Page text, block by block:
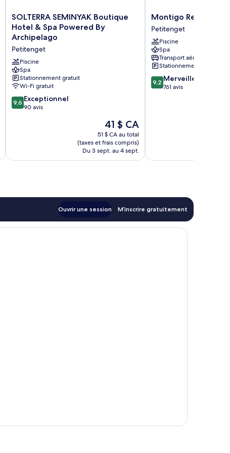
SOLTERRA
SEMINYAK
Boutique
Hotel
&
Spa
Powered
By
Archipelago
Petitenget
SOLTERRA SEMINYAK Boutique
Hotel & Spa Powered By
Archipelago
Petitenget
Piscine
Spa
Stationnement gratuit
Wi-Fi gratuit
9.6
sur
9,6 Exceptionnel
90 avis
Le
prix
est
de
41 $ CA
41 $ CA
51 $ CA au total
(taxes et frais compris)
Du 3 sept. au 4 sept.
Montigo
Resorts
Seminyak
Petitenget
Montigo Resorts
Petitenget
Piscine
Spa
Transport aéroportuaire
Stationnement gratuit
9.2
sur
9,2 Merveilleux
761 avis
Ouvrir une session M’inscrire gratuitement